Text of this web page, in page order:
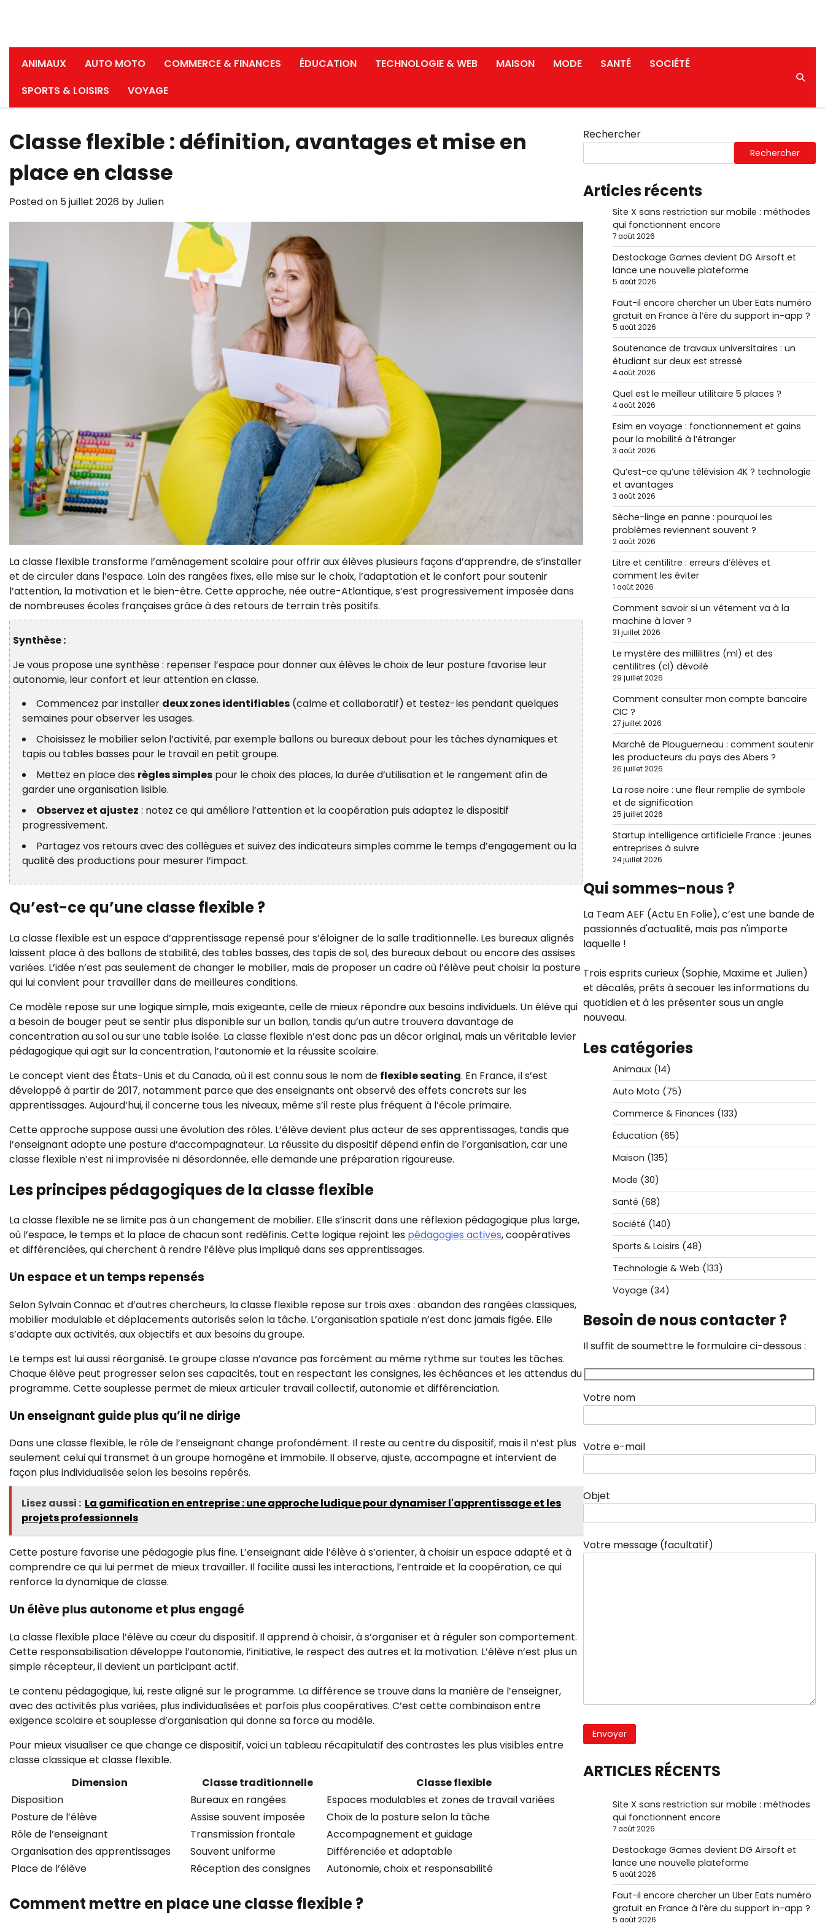
ANIMAUX AUTO MOTO COMMERCE & FINANCES ÉDUCATION TECHNOLOGIE & WEB MAISON MODE SANTÉ
SOCIÉTÉ
SPORTS & LOISIRS
VOYAGE
Classe flexible : définition, avantages et mise en
place en classe
Posted on 5 juillet 2026 byJulien
La classe flexible transforme l’aménagement scolaire pour offrir aux élèves plusieurs façons d’apprendre, de s’installer
et de circuler dans l’espace. Loin des rangées fixes, elle mise sur le choix, l’adaptation et le confort pour soutenir
l’attention, la motivation et le bien-être. Cette approche, née outre-Atlantique, s’est progressivement imposée dans
de nombreuses écoles françaises grâce à des retours de terrain très positifs.
Synthèse :
Je vous propose une synthèse : repenser l’espace pour donner aux élèves le choix de leur posture favorise leur
autonomie, leur confort et leur attention en classe.
Commencez par installer deux zones identifiables (calme et collaboratif) et testez-les pendant quelques
semaines pour observer les usages.
Choisissez le mobilier selon l’activité, par exemple ballons ou bureaux debout pour les tâches dynamiques et
tapis ou tables basses pour le travail en petit groupe.
Mettez en place des règles simples pour le choix des places, la durée d’utilisation et le rangement afin de
garder une organisation lisible.
Observez et ajustez : notez ce qui améliore l’attention et la coopération puis adaptez le dispositif
progressivement.
Partagez vos retours avec des collègues et suivez des indicateurs simples comme le temps d’engagement ou la
qualité des productions pour mesurer l’impact.
Qu’est-ce qu’une classe flexible ?
La classe flexible est un espace d’apprentissage repensé pour s’éloigner de la salle traditionnelle. Les bureaux alignés
laissent place à des ballons de stabilité, des tables basses, des tapis de sol, des bureaux debout ou encore des assises
variées. L’idée n’est pas seulement de changer le mobilier, mais de proposer un cadre où l’élève peut choisir la posture
qui lui convient pour travailler dans de meilleures conditions.
Ce modèle repose sur une logique simple, mais exigeante, celle de mieux répondre aux besoins individuels. Un élève qui
a besoin de bouger peut se sentir plus disponible sur un ballon, tandis qu’un autre trouvera davantage de
concentration au sol ou sur une table isolée. La classe flexible n’est donc pas un décor original, mais un véritable levier
pédagogique qui agit sur la concentration, l’autonomie et la réussite scolaire.
Le concept vient des États-Unis et du Canada, où il est connu sous le nom de flexible seating. En France, il s’est
développé à partir de 2017, notamment parce que des enseignants ont observé des effets concrets sur les
apprentissages. Aujourd’hui, il concerne tous les niveaux, même s’il reste plus fréquent à l’école primaire.
Cette approche suppose aussi une évolution des rôles. L’élève devient plus acteur de ses apprentissages, tandis que
l’enseignant adopte une posture d’accompagnateur. La réussite du dispositif dépend enfin de l’organisation, car une
classe flexible n’est ni improvisée ni désordonnée, elle demande une préparation rigoureuse.
Les principes pédagogiques de la classe flexible
La classe flexible ne se limite pas à un changement de mobilier. Elle s’inscrit dans une réflexion pédagogique plus large,
où l’espace, le temps et la place de chacun sont redéfinis. Cette logique rejoint les pédagogies actives, coopératives
et différenciées, qui cherchent à rendre l’élève plus impliqué dans ses apprentissages.
Un espace et un temps repensés
Selon Sylvain Connac et d’autres chercheurs, la classe flexible repose sur trois axes : abandon des rangées classiques,
mobilier modulable et déplacements autorisés selon la tâche. L’organisation spatiale n’est donc jamais figée. Elle
s’adapte aux activités, aux objectifs et aux besoins du groupe.
Le temps est lui aussi réorganisé. Le groupe classe n’avance pas forcément au même rythme sur toutes les tâches.
Chaque élève peut progresser selon ses capacités, tout en respectant les consignes, les échéances et les attendus du
programme. Cette souplesse permet de mieux articuler travail collectif, autonomie et différenciation.
Un enseignant guide plus qu’il ne dirige
Dans une classe flexible, le rôle de l’enseignant change profondément. Il reste au centre du dispositif, mais il n’est plus
seulement celui qui transmet à un groupe homogène et immobile. Il observe, ajuste, accompagne et intervient de
façon plus individualisée selon les besoins repérés.
Lisez aussi : La gamification en entreprise : une approche ludique pour dynamiser l'apprentissage et les
projets professionnels
Cette posture favorise une pédagogie plus fine. L’enseignant aide l’élève à s’orienter, à choisir un espace adapté et à
comprendre ce qui lui permet de mieux travailler. Il facilite aussi les interactions, l’entraide et la coopération, ce qui
renforce la dynamique de classe.
Un élève plus autonome et plus engagé
La classe flexible place l’élève au cœur du dispositif. Il apprend à choisir, à s’organiser et à réguler son comportement.
Cette responsabilisation développe l’autonomie, l’initiative, le respect des autres et la motivation. L’élève n’est plus un
simple récepteur, il devient un participant actif.
Le contenu pédagogique, lui, reste aligné sur le programme. La différence se trouve dans la manière de l’enseigner,
avec des activités plus variées, plus individualisées et parfois plus coopératives. C’est cette combinaison entre
exigence scolaire et souplesse d’organisation qui donne sa force au modèle.
Pour mieux visualiser ce que change ce dispositif, voici un tableau récapitulatif des contrastes les plus visibles entre
classe classique et classe flexible.
Dimension
Classe traditionnelle
Classe flexible
Disposition
Bureaux en rangées
Espaces modulables et zones de travail variées
Posture de l’élève
Assise souvent imposée
Choix de la posture selon la tâche
Rôle de l’enseignant
Transmission frontale
Accompagnement et guidage
Organisation des apprentissages
Souvent uniforme
Différenciée et adaptable
Place de l’élève
Réception des consignes Autonomie, choix et responsabilité
Comment mettre en place une classe flexible ?
Rechercher
Rechercher
Articles récents
Site X sans restriction sur mobile : méthodes
qui fonctionnent encore
7 août 2026
Destockage Games devient DG Airsoft et
lance une nouvelle plateforme
5 août 2026
Faut-il encore chercher un Uber Eats numéro
gratuit en France à l’ère du support in-app ?
5 août 2026
Soutenance de travaux universitaires : un
étudiant sur deux est stressé
4 août 2026
Quel est le meilleur utilitaire 5 places ?
4 août 2026
Esim en voyage : fonctionnement et gains
pour la mobilité à l’étranger
3 août 2026
Qu’est-ce qu’une télévision 4K ? technologie
et avantages
3 août 2026
Sèche-linge en panne : pourquoi les
problèmes reviennent souvent ?
2 août 2026
Litre et centilitre : erreurs d’élèves et
comment les éviter
1 août 2026
Comment savoir si un vêtement va à la
machine à laver ?
31 juillet 2026
Le mystère des millilitres (ml) et des
centilitres (cl) dévoilé
29 juillet 2026
Comment consulter mon compte bancaire
CIC ?
27 juillet 2026
Marché de Plouguerneau : comment soutenir
les producteurs du pays des Abers ?
26 juillet 2026
La rose noire : une fleur remplie de symbole
et de signification
25 juillet 2026
Startup intelligence artificielle France : jeunes
entreprises à suivre
24 juillet 2026
Qui sommes-nous ?
La Team AEF (Actu En Folie), c’est une bande de
passionnés d'actualité, mais pas n'importe
laquelle !
Trois esprits curieux (Sophie, Maxime et Julien)
et décalés, prêts à secouer les informations du
quotidien et à les présenter sous un angle
nouveau.
Les catégories
Animaux(14)
Auto Moto (75)
Commerce & Finances (133)
Éducation (65)
Maison (135)
Mode (30)
Santé (68)
Société (140)
Sports & Loisirs (48)
Technologie & Web (133)
Voyage (34)
Besoin de nous contacter ?
Il suffit de soumettre le formulaire ci-dessous :
Votre nom
Votre e-mail
Objet
Votre message (facultatif)
ARTICLES RÉCENTS
Site X sans restriction sur mobile : méthodes
qui fonctionnent encore
7 août 2026
Destockage Games devient DG Airsoft et
lance une nouvelle plateforme
5 août 2026
Faut-il encore chercher un Uber Eats numéro
gratuit en France à l’ère du support in-app ?
5 août 2026